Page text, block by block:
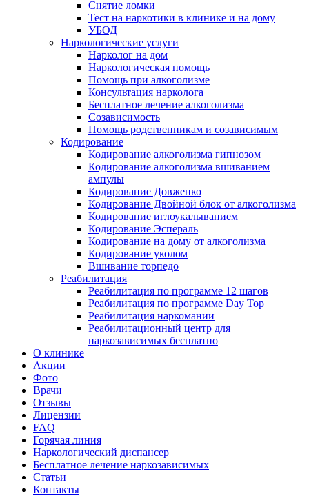
Снятие ломки
Тест на наркотики в клинике и на дому
УБОД
Наркологические услуги
Нарколог на дом
Наркологическая помощь
Помощь при алкоголизме
Консультация нарколога
Бесплатное лечение алкоголизма
Созависимость
Помощь родственникам и созависимым
Кодирование
Кодирование алкоголизма гипнозом
Кодирование алкоголизма вшиванием
ампулы
Кодирование Довженко
Кодирование Двойной блок от алкоголизма
Кодирование иглоукалыванием
Кодирование Эспераль
Кодирование на дому от алкоголизма
Кодирование уколом
Вшивание торпедо
Реабилитация
Реабилитация по программе 12 шагов
Реабилитация по программе Day Top
Реабилитация наркомании
Реабилитационный центр для
наркозависимых бесплатно
О клинике
Акции
Фото
Врачи
Отзывы
Лицензии
FAQ
Горячая линия
Наркологический диспансер
Бесплатное лечение наркозависимых
Статьи
Контакты